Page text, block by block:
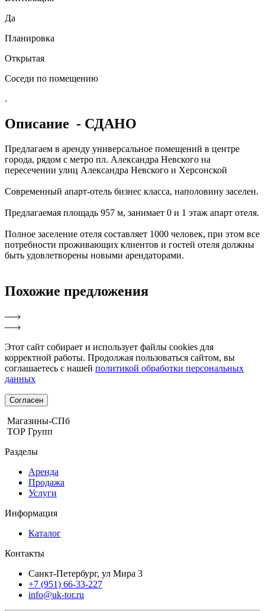
Да
Планировка
Открытая
Соседи по помещению
.
Описание - СДАНО
Предлагаем в аренду универсальное помещений в центре
города, рядом с метро пл. Александра Невского на
пересечении улиц Александра Невского и Херсонской
Современный апарт-отель бизнес класса, наполовину заселен.
Предлагаемая площадь 957 м, занимает 0 и 1 этаж апарт отеля.
Полное заселение отеля составляет 1000 человек, при этом все
потребности проживающих клиентов и гостей отеля должны
быть удовлетворены новыми арендаторами.
Похожие предложения
Этот сайт собирает и использует файлы cookies для
корректной работы. Продолжая пользоваться сайтом, вы
соглашаетесь с нашей политикой обработки персональных
данных
Согласен
Магазины-СПб
ТОР Групп
Разделы
Аренда
Продажа
Услуги
Информация
Каталог
Контакты
Санкт-Петербург, ул Мира 3
+7 (951) 66-33-227
info@uk-tor.ru